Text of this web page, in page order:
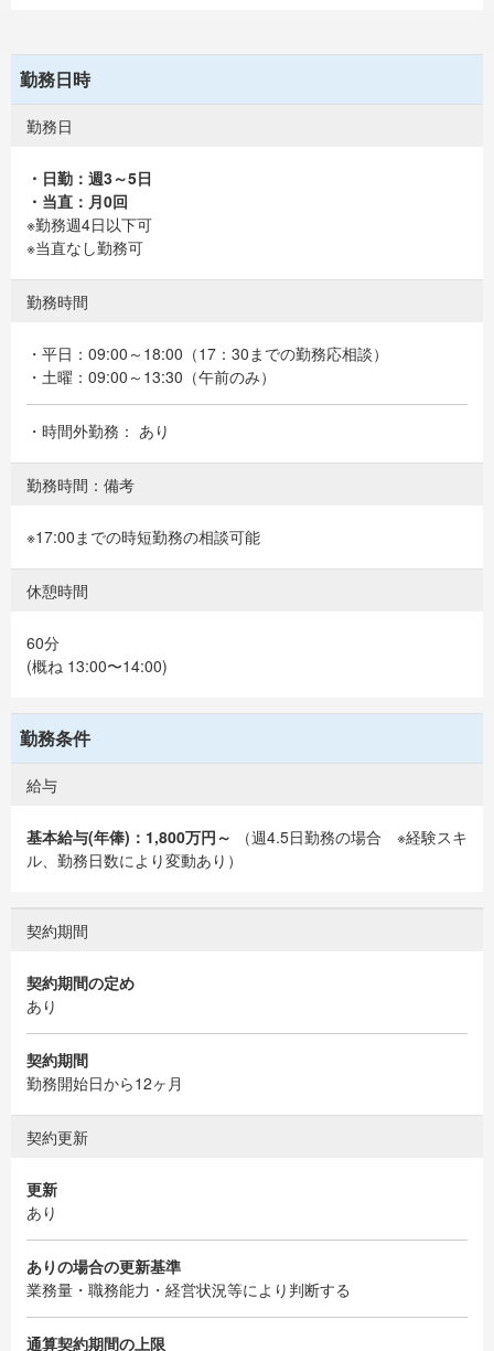
勤務日時
勤務日
・日勤：週3～5日
・当直：月0回
※勤務週4日以下可
※当直なし勤務可
勤務時間
・平日：09:00～18:00（17：30までの勤務応相談）
・土曜：09:00～13:30（午前のみ）
・時間外勤務： あり
勤務時間：備考
※17:00までの時短勤務の相談可能
休憩時間
60分
(概ね 13:00〜14:00)
勤務条件
給与
基本給与(年俸)：1,800万円～ （週4.5日勤務の場合 ※経験スキ
ル、勤務日数により変動あり）
契約期間
契約期間の定め
あり
契約期間
勤務開始日から12ヶ月
契約更新
更新
あり
ありの場合の更新基準
業務量・職務能力・経営状況等により判断する
通算契約期間の上限